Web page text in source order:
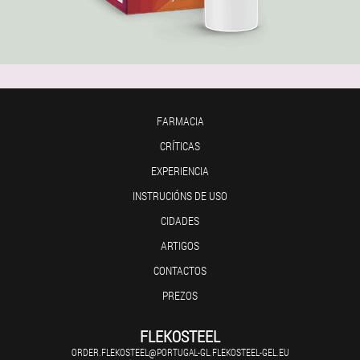
FARMACIA
CRÍTICAS
EXPERIENCIA
INSTRUCIÓNS DE USO
CIDADES
ARTIGOS
CONTACTOS
PREZOS
FLEKOSTEEL
ORDER.FLEKOSTEEL@PORTUGAL-GL.FLEKOSTEEL-GEL.EU